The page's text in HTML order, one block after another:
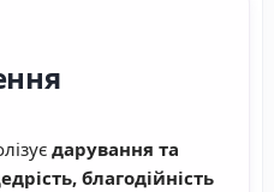
дарування та
благодійність